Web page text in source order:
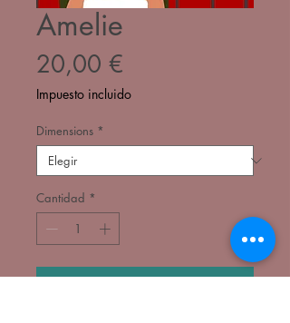
Amelie
20,00 €
Impuesto incluido
Dimensions *
Cantidad *